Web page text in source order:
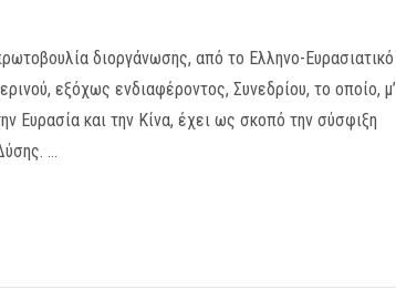
διοργάνωσης, από το Ελληνο-Ευρασιατικό
εξόχως ενδιαφέροντος, Συνεδρίου, το οποίο, μ’
Ευρασία και την Κίνα, έχει ως σκοπό την σύσφιξη
…